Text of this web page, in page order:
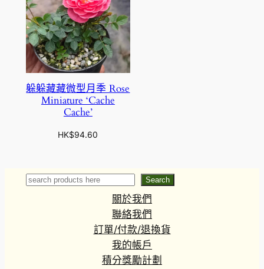
躲躲藏藏微型月季 Rose
Miniature ‘Cache
Cache’
HK$94.60
Search Search
關於我們
聯絡我們
訂單/付款/退換貨
我的帳戶
積分獎勵計劃